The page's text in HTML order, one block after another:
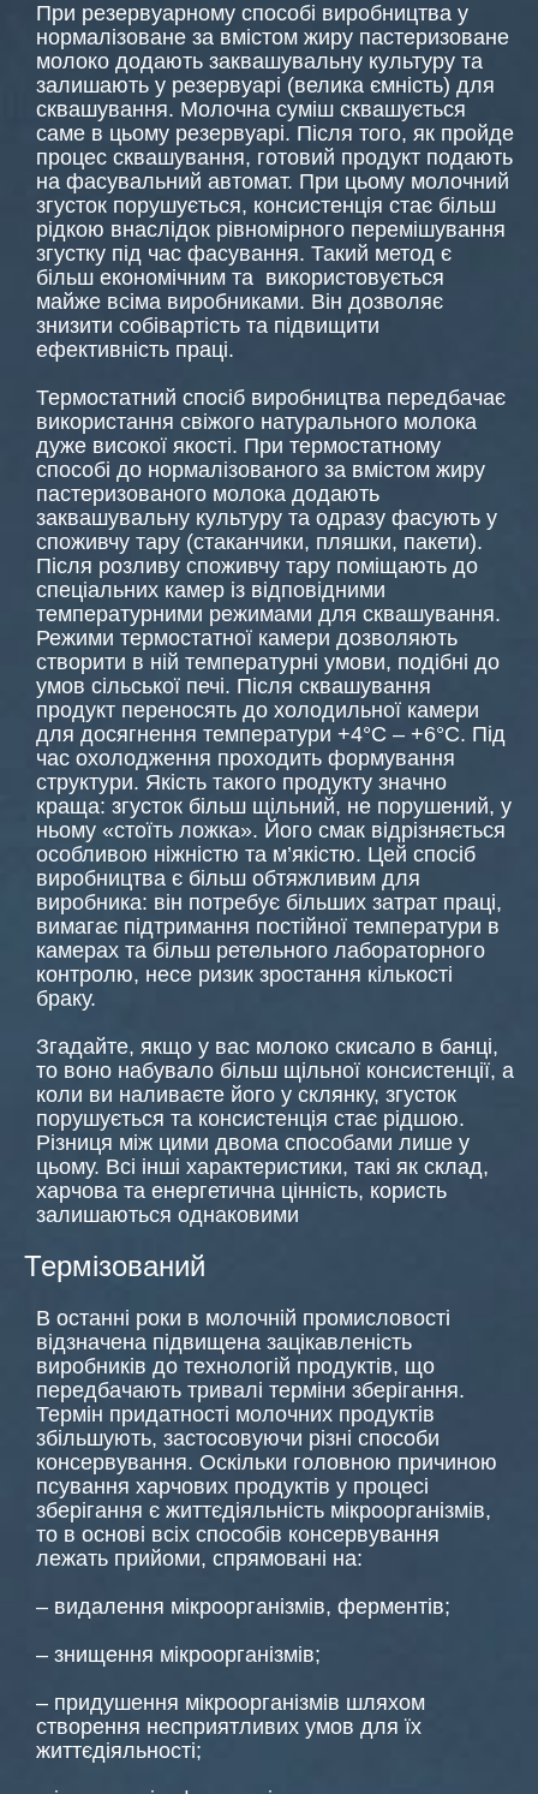
При резервуарному способі виробництва у
нормалізоване за вмістом жиру пастеризоване
молоко додають заквашувальну культуру та
залишають у резервуарі (велика ємність) для
сквашування. Молочна суміш сквашується
саме в цьому резервуарі. Після того, як пройде
процес сквашування, готовий продукт подають
на фасувальний автомат. При цьому молочний
згусток порушується, консистенція стає більш
рідкою внаслідок рівномірного перемішування
згустку під час фасування. Такий метод є
більш економічним та використовується
майже всіма виробниками. Він дозволяє
знизити собівартість та підвищити
ефективність праці.
Термостатний спосіб виробництва передбачає
використання свіжого натурального молока
дуже високої якості. При термостатному
способі до нормалізованого за вмістом жиру
пастеризованого молока додають
заквашувальну культуру та одразу фасують у
споживчу тару (стаканчики, пляшки, пакети).
Після розливу споживчу тару поміщають до
спеціальних камер із відповідними
температурними режимами для сквашування.
Режими термостатної камери дозволяють
створити в ній температурні умови, подібні до
умов сільської печі. Після сквашування
продукт переносять до холодильної камери
для досягнення температури +4°C – +6°C. Під
час охолодження проходить формування
структури. Якість такого продукту значно
краща: згусток більш щільний, не порушений, у
ньому «стоїть ложка». Його смак відрізняється
особливою ніжністю та м’якістю. Цей спосіб
виробництва є більш обтяжливим для
виробника: він потребує більших затрат праці,
вимагає підтримання постійної температури в
камерах та більш ретельного лабораторного
контролю, несе ризик зростання кількості
браку.
Згадайте, якщо у вас молоко скисало в банці,
то воно набувало більш щільної консистенції, а
коли ви наливаєте його у склянку, згусток
порушується та консистенція стає рідшою.
Різниця між цими двома способами лише у
цьому. Всі інші характеристики, такі як склад,
харчова та енергетична цінність, користь
залишаються однаковими
Термізований
В останні роки в молочній промисловості
відзначена підвищена зацікавленість
виробників до технологій продуктів, що
передбачають тривалі терміни зберігання.
Термін придатності молочних продуктів
збільшують, застосовуючи різні способи
консервування. Оскільки головною причиною
псування харчових продуктів у процесі
зберігання є життєдіяльність мікроорганізмів,
то в основі всіх способів консервування
лежать прийоми, спрямовані на:
– видалення мікроорганізмів, ферментів;
– знищення мікроорганізмів;
– придушення мікроорганізмів шляхом
створення несприятливих умов для їх
життєдіяльності;